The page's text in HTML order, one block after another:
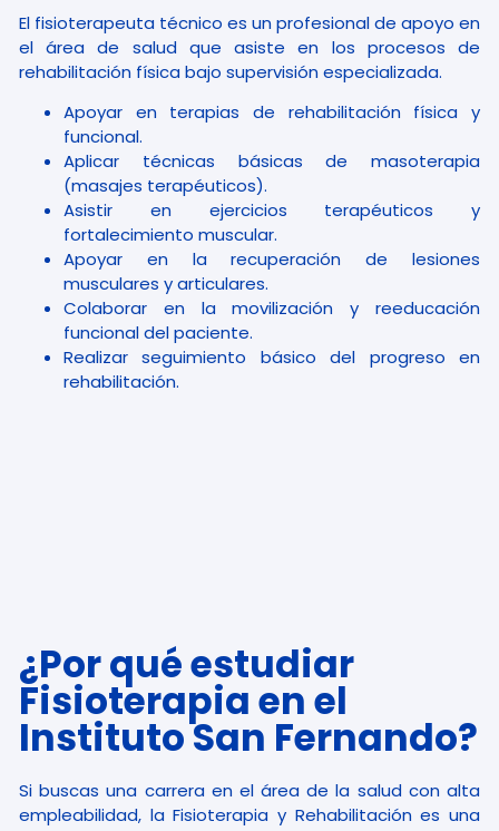
El fisioterapeuta técnico es un profesional de apoyo en
el área de salud que asiste en los procesos de
rehabilitación física bajo supervisión especializada.
Apoyar en terapias de rehabilitación física y
funcional.
Aplicar técnicas básicas de masoterapia
(masajes terapéuticos).
Asistir en ejercicios terapéuticos y
fortalecimiento muscular.
Apoyar en la recuperación de lesiones
musculares y articulares.
Colaborar en la movilización y reeducación
funcional del paciente.
Realizar seguimiento básico del progreso en
rehabilitación.
¿Por qué estudiar
Fisioterapia en el
Instituto San Fernando?
Si buscas una carrera en el área de la salud con alta
empleabilidad, la Fisioterapia y Rehabilitación es una